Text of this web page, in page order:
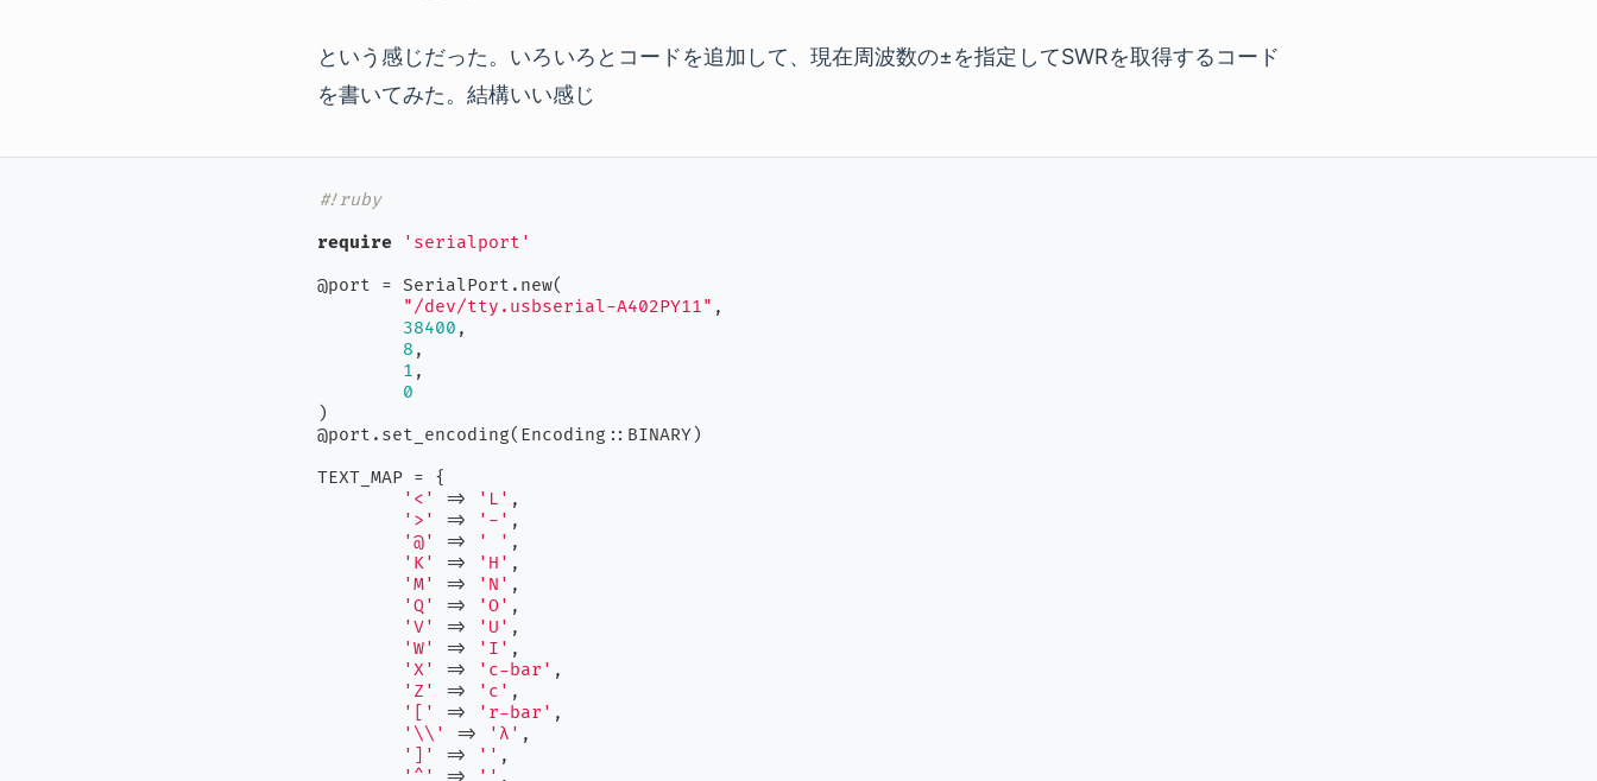
という感じだった。いろいろとコードを追加して、現在周波数の±を指定してSWRを取得するコード
を書いてみた。結構いい感じ
#!ruby
require 'serialport'
@port = SerialPort.new(
"/dev/tty.usbserial-A402PY11" ,
38400 ,
8 ,
1 ,
0
)
@port.set_encoding(Encoding::BINARY)
TEXT_MAP = {
'<'
=> 'L' ,
'>'
=> '-' ,
'@'
=> ' ' ,
'K'
=> 'H' ,
'M'
=> 'N' ,
'Q'
=> 'O' ,
'V'
=> 'U' ,
'W'
=> 'I' ,
'X'
=> 'c-bar' ,
'Z'
=> 'c' ,
'['
=> 'r-bar' ,
'\\'
=> 'λ' ,
']'
=> '' ,
'^'
=> '' ,